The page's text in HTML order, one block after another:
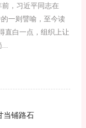
，习近平同志在
的一则譬喻，至今读
直白一点，组织上让
...
当铺路石